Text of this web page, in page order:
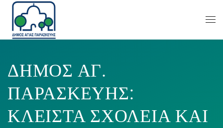
ΔΗΜΟΣ ΑΓ.
ΠΑΡΑΣΚΕΥΗΣ:
ΚΛΕΙΣΤΑ ΣΧΟΛΕΙΑ ΚΑΙ